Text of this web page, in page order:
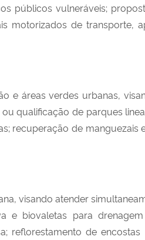
públicos vulneráveis;
motorizados de transporte,
e áreas verdes urbanas,
qualificação de parques
recuperação de
visando atender
e biovaletas para
reflorestamento de